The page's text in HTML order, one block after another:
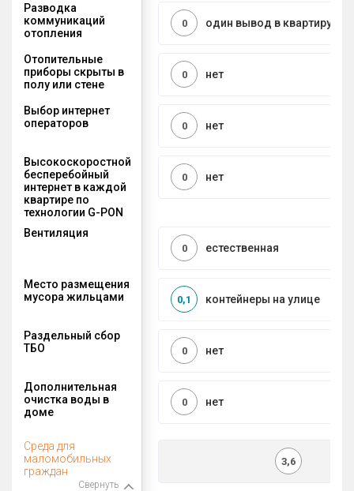
Разводка
коммуникаций
отопления
один вывод в квартиру
0
Отопительные
приборы скрыты в
полу или стене
нет
0
Выбор интернет
операторов
нет
0
Высокоскоростной
бесперебойный
интернет в каждой
квартире по
технологии G-PON
нет
0
Вентиляция
естественная
0
Место размещения
мусора жильцами
контейнеры на улице
0,1
Раздельный сбор
ТБО
нет
0
Дополнительная
очистка воды в
доме
нет
0
Среда для
маломобильных
граждан
Свернуть
3,6